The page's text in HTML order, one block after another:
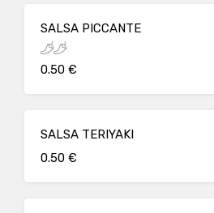
SALSA PICCANTE
0.50 €
SALSA TERIYAKI
0.50 €